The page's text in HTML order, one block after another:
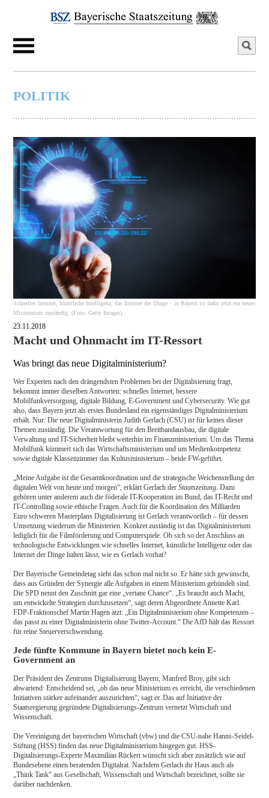
POLITIK
Schnelles Internet, künstliche Intelligenz, das Internet der Dinge – in Bayern ist dafür jetzt ein neues
Ministerium zuständig. (Foto: Getty Images)
23.11.2018
Macht und Ohnmacht im IT-Ressort
Was bringt das neue Digitalministerium?
Wer Experten nach den drängendsten Problemen bei der Digitalisierung fragt,
bekommt immer dieselben Antworten: schnelles Internet, bessere
Mobilfunkversorgung, digitale Bildung, E-Government und Cybersecurity. Wie gut
also, dass Bayern jetzt als erstes Bundesland ein eigenständiges Digitalministerium
erhält. Nur: Die neue Digitalministerin Judith Gerlach (CSU) ist für keines dieser
Themen zuständig. Die Verantwortung für den Breitbandausbau, die digitale
Verwaltung und IT-Sicherheit bleibt weiterhin im Finanzministerium. Um das Thema
Mobilfunk kümmert sich das Wirtschaftsministerium und um Medienkompetenz
sowie digitale Klassenzimmer das Kultusministerium – beide FW-geführt.
„Meine Aufgabe ist die Gesamtkoordination und die strategische Weichenstellung der
digitalen Welt von heute und morgen“, erklärt Gerlach derStaatszeitung . Dazu
gehören unter anderem auch die föderale IT-Kooperation im Bund, das IT-Recht und
IT-Controlling sowie ethische Fragen. Auch für die Koordination des Milliarden
Euro schweren Masterplans Digitalisierung ist Gerlach verantwortlich – für dessen
Umsetzung wiederum die Ministerien. Konkret zuständig ist das Digitalministerium
lediglich für die Filmförderung und Computerspiele. Ob sich so der Anschluss an
technologische Entwicklungen wie schnelles Internet, künstliche Intelligenz oder das
Internet der Dinge halten lässt, wie es Gerlach vorhat?
Der Bayerische Gemeindetag sieht das schon mal nicht so. Er hätte sich gewünscht,
dass aus Gründen der Synergie alle Aufgaben in einem Ministerium gebündelt sind.
Die SPD nennt den Zuschnitt gar eine „vertane Chance“. „Es braucht auch Macht,
um entwickelte Strategien durchzusetzen“, sagt deren Abgeordnete Annette Karl.
FDP-Fraktionschef Martin Hagen ätzt: „Ein Digitalministerium ohne Kompetenzen –
das passt zu einer Digitalministerin ohne Twitter-Account.“ Die AfD hält das Ressort
für reine Steuerverschwendung.
Jede fünfte Kommune in Bayern bietet noch kein E-
Government an
Der Präsident des Zentrums Digitalisierung Bayern, Manfred Broy, gibt sich
abwartend: Entscheidend sei, „ob das neue Ministerium es erreicht, die verschiedenen
Initiativen stärker aufeinander auszurichten“, sagt er. Das auf Initiative der
Staatsregierung gegründete Digitalisierungs-Zentrum vernetzt Wirtschaft und
Wissenschaft.
Die Vereinigung der bayerischen Wirtschaft (vbw) und die CSU-nahe Hanns-Seidel-
Stiftung (HSS) finden das neue Digitalministerium hingegen gut. HSS-
Digitalisierungs-Experte Maximilian Rückert wünscht sich aber zusätzlich wie auf
Bundesebene einen beratenden Digitalrat. Nachdem Gerlach ihr Haus auch als
„Think Tank“ aus Gesellschaft, Wissenschaft und Wirtschaft bezeichnet, sollte sie
darüber nachdenken.